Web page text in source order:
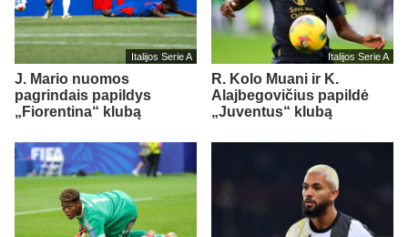
Italijos Serie A
J. Mario nuomos
pagrindais papildys
„Fiorentina“ klubą
Italijos Serie A
R. Kolo Muani ir K.
Alajbegovičius papildė
„Juventus“ klubą